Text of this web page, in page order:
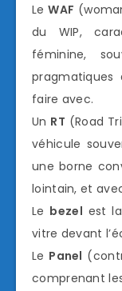
LeWAF
du WIP,
féminine,
pragmatiques
faire avec.
Un RT (Road
véhicule
une borne
lointain, et
Le bezel est
vitre devant
Le Panel
comprenant